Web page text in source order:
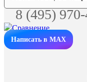
8 (495)
Написать в MAX